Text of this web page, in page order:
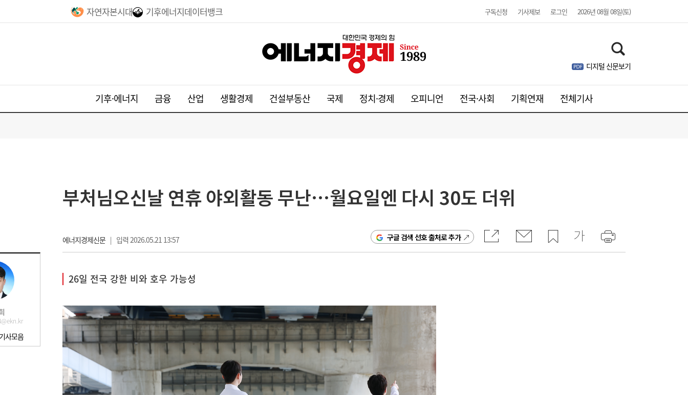
자연자본시대 기후에너지데이터뱅크 구독신청 기사제보 로그인 2026년 08월 08일(토)
디지털 신문보기
기후·에너지 금융 산업 생활경제 건설부동산 국제 정치·경제 오피니언 전국·사회 기획연재 전체기사
사모음
부처님오신날 연휴 야외활동 무난…월요일엔 다시 30도 더위
에너지경제신문| 입력 2026.05.21 13:57 구글 검색 선호 출처로 추가
26일 전국 강한 비와 호우 가능성